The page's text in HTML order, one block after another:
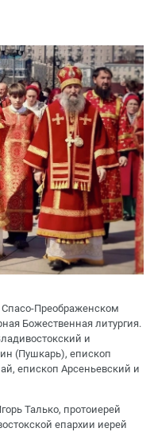
Спасо-Преображенском
Божественная литургия.
и
(Пушкарь), епископ
епископ Арсеньевский и
Талько, протоиерей
епархии иерей